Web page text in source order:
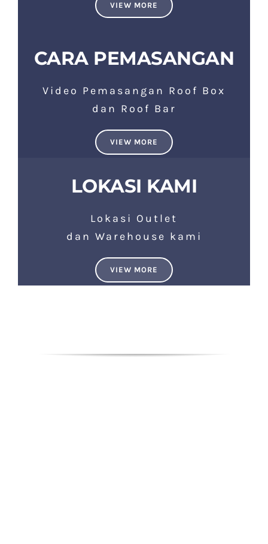
VIEW MORE
CARA PEMASANGAN
Video Pemasangan Roof Box
dan Roof Bar
VIEW MORE
LOKASI KAMI
Lokasi Outlet
dan Warehouse kami
VIEW MORE